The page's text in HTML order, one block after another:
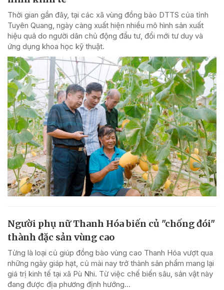
Thời gian gần đây, tại các xã vùng đồng bào DTTS của tỉnh
Tuyên Quang, ngày càng xuất hiện nhiều mô hình sản xuất
hiệu quả do người dân chủ động đầu tư, đổi mới tư duy và
ứng dụng khoa học kỹ thuật.
Người phụ nữ Thanh Hóa biến củ "chống đói"
thành đặc sản vùng cao
Từng là loại củ giúp đồng bào vùng cao Thanh Hóa vượt qua
những ngày giáp hạt, củ mài nay trở thành sản phẩm mang lại
giá trị kinh tế tại xã Pù Nhi. Từ việc chế biến sâu, sản vật này
đang được địa phương định hướng...